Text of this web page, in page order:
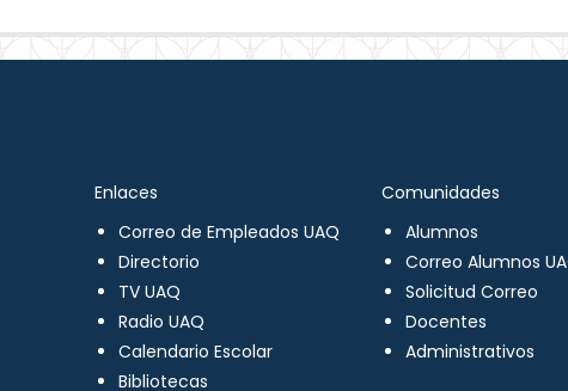
Enlaces
Correo de Empleados UAQ
Directorio
TV UAQ
Radio UAQ
Calendario Escolar
Bibliotecas
Comunidades
Alumnos
Correo Alumnos
Solicitud Correo
Docentes
Administrativos